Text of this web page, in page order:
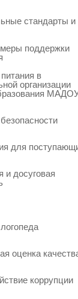
стандарты и
поддержки
в
организации
для
и досуговая
оценка
коррупции